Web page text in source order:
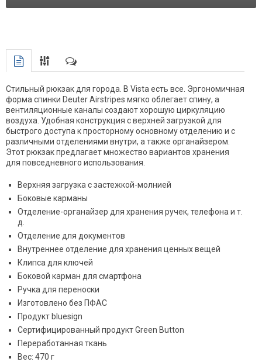
Стильный рюкзак для города. В Vista есть все. Эргономичная
форма спинки Deuter Airstripes мягко облегает спину, а
вентиляционные каналы создают хорошую циркуляцию
воздуха. Удобная конструкция с верхней загрузкой для
быстрого доступа к просторному основному отделению и с
различными отделениями внутри, а также органайзером.
Этот рюкзак предлагает множество вариантов хранения
для повседневного использования.
Верхняя загрузка с застежкой-молнией
Боковые карманы
Отделение-органайзер для хранения ручек, телефона и т.
д.
Отделение для документов
Внутреннее отделение для хранения ценных вещей
Клипса для ключей
Боковой карман для смартфона
Ручка для переноски
Изготовлено без ПФАС
Продукт bluesign
Сертифицированный продукт Green Button
Переработанная ткань
Вес: 470 г